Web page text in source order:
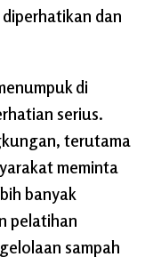
dan
di
serius.
terutama
meminta
banyak
pelatihan
sampah